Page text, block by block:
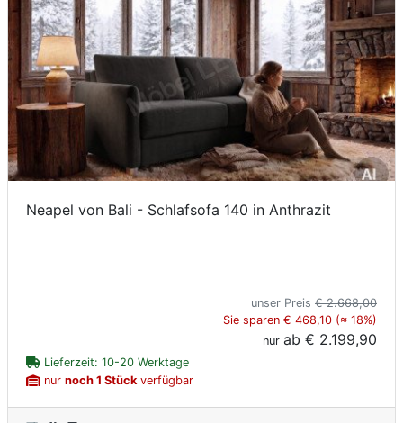
Neapel von Bali - Schlafsofa 140 in Anthrazit
unser Preis € 2.668,00
Sie sparen € 468,10 (≈ 18%)
nur ab € 2.199,90
Lieferzeit: 10-20 Werktage
nur noch 1 Stückverfügbar
Markenwelt
Letz-
Deals